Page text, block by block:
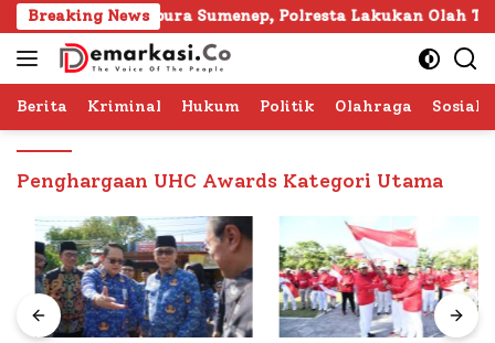
Langsung
ke
konten
Breaking News
di Gapura Sumenep, Polresta Lakukan Olah TKP
Berita Kriminal Hukum Politik Olahraga Sosial
Penghargaan UHC Awards Kategori Utama